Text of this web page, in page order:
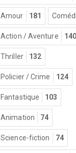
Amour 181
Action / Aventure 140
Thriller 132
Policier / Crime 124
Fantastique 103
Animation 74
Science-fiction 74